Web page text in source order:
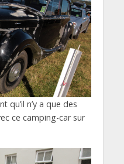
qu’il n’y a que des
ce camping-car sur